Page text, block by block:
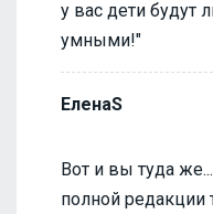
у вас дети будут
умными!"
ЕленаS
Вот и вы туда
полной редакции